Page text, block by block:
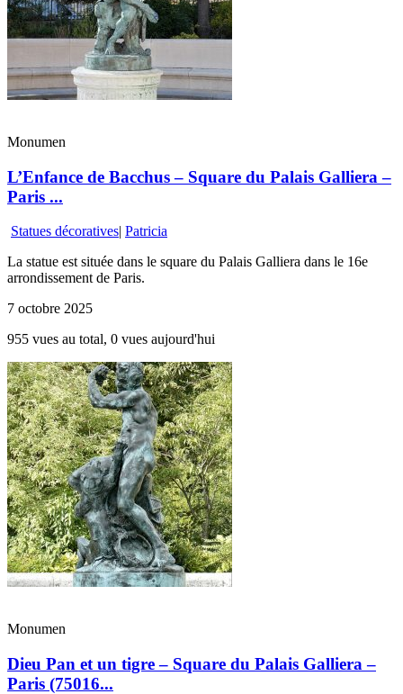
Monumen
L’Enfance de Bacchus – Square du Palais Galliera –
Paris ...
Statues décoratives| Patricia
La statue est située dans le square du Palais Galliera dans le 16e
arrondissement de Paris.
7 octobre 2025
955 vues au total, 0 vues aujourd'hui
Monumen
Dieu Pan et un tigre – Square du Palais Galliera –
Paris (75016...